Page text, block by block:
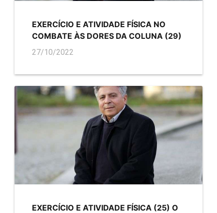
EXERCÍCIO E ATIVIDADE FÍSICA NO
COMBATE ÀS DORES DA COLUNA (29)
27/10/2022
EXERCÍCIO E ATIVIDADE FÍSICA (25) O